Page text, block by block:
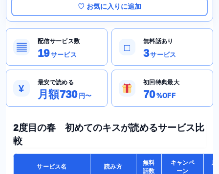
♡ お気に入りに追加
▤
配信サービス数
19サービス
□
無料話あり
3サービス
¥
最安で読める
月額730 円〜
初回特典最大
70%OFF
2度目の春 初めてのキスが読めるサービス比
較
サービス名 読み方
無料
話数
キャンペ
ーン
月